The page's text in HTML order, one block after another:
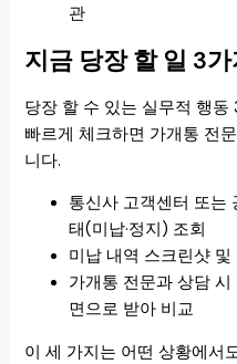
관
지금 당장 할 일 3가
당장 할 수 있는 실무적 행
빠르게 체크하면 가개통 전
니다.
통신사 고객센터 또는
태(미납·정지) 조회
미납 내역 스크린샷
가개통 전문과 상담 시
면으로 받아 비교
이 세 가지는 어떤 상황에서